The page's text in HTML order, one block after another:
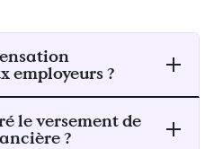
employeurs ?
le versement de
?